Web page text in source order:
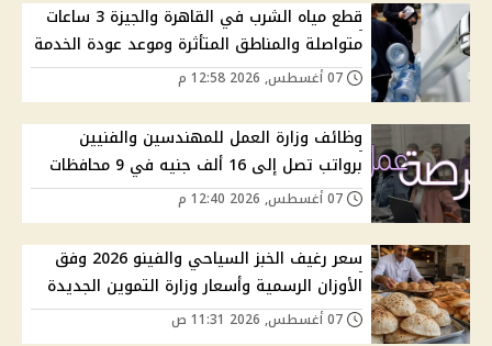
قطع مياه الشرب في القاهرة والجيزة 3 ساعات
متواصلة والمناطق المتأثرة وموعد عودة الخدمة
وظائف وزارة العمل للمهندسين والفنيين
برواتب تصل إلى 16 ألف جنيه في 9 محافظات
سعر رغيف الخبز السياحي والفينو 2026 وفق
الأوزان الرسمية وأسعار وزارة التموين الجديدة